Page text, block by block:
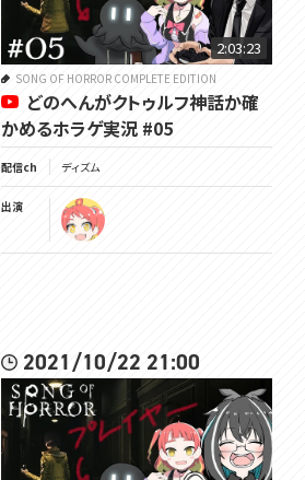
2:03:23
SONG OF HORROR COMPLETE EDITION
どのへんがクトゥルフ神話か確
かめるホラゲ実況 #05
配信ch ディズム
出演
2021/10/22 21:00